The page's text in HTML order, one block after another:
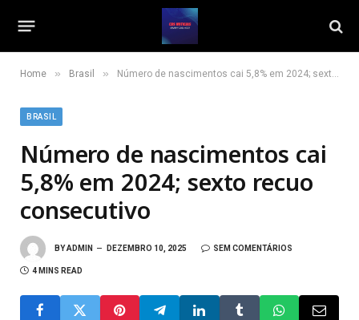
Home » Brasil » Número de nascimentos cai 5,8% em 2024; sexto recuo consecutivo
BRASIL
Número de nascimentos cai
5,8% em 2024; sexto recuo
consecutivo
BYADMIN DEZEMBRO 10, 2025 SEM COMENTÁRIOS
4 MINS READ